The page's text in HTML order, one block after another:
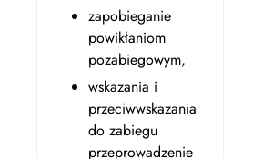
zapobieganie
powikłaniom
pozabiegowym,
wskazania i
przeciwwskazania
do zabiegu
przeprowadzenie